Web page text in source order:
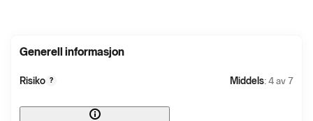
Generell informasjon
Risiko ? Middels: 4 av 7